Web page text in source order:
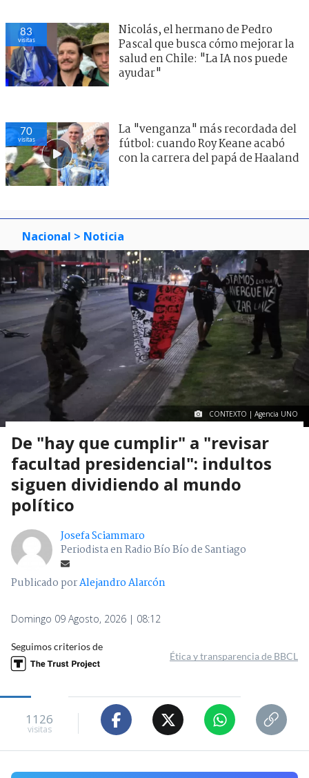
83
visitas
Nicolás, el hermano de Pedro
Pascal que busca cómo mejorar la
salud en Chile: "La IA nos puede
ayudar"
70
visitas
La "venganza" más recordada del
fútbol: cuando Roy Keane acabó
con la carrera del papá de Haaland
Nacional > Noticia
CONTEXTO | Agencia UNO
De "hay que cumplir" a "revisar
facultad presidencial": indultos
siguen dividiendo al mundo
político
Josefa Sciammaro
Periodista en Radio Bío Bío de Santiago
Publicado porAlejandro Alarcón
Domingo 09 Agosto, 2026 | 08:12
Seguimos criterios de
Ética y transparencia de BBCL
1126
visitas